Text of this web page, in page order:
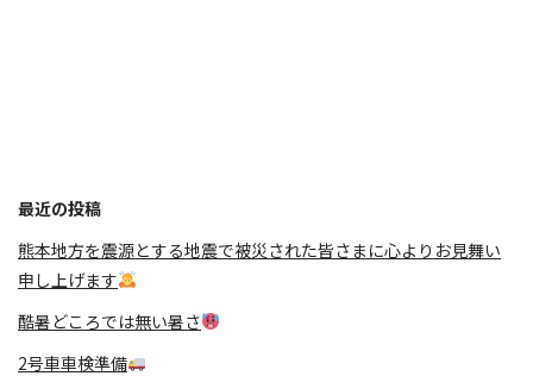
最近の投稿
熊本地方を震源とする地震で被災された皆さまに心よりお見舞い
申し上げます
酷暑どころでは無い暑さ
2号車車検準備